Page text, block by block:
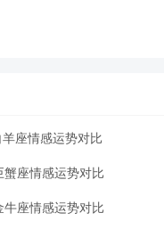
座情感运势对比
蟹座情感运势对比
牛座情感运势对比